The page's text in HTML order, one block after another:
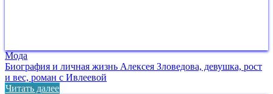
Мода
Биография и личная жизнь Алексея Зловедова, девушка, рост
и вес, роман с Ивлеевой
Читать далее